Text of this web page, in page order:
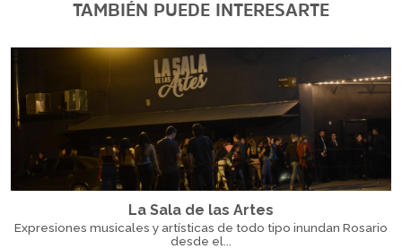
TAMBIÉN PUEDE INTERESARTE
La Sala de las Artes
Expresiones musicales y artísticas de todo tipo inundan Rosario
desde el...